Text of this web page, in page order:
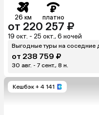
26 км платно
от 220 257 ₽
19 окт. - 25 окт., 6 ночей
Выгодные туры на соседние
от 238 759 ₽
30 авг. - 7 сент., 8 н.
Кешбэк + 4 141